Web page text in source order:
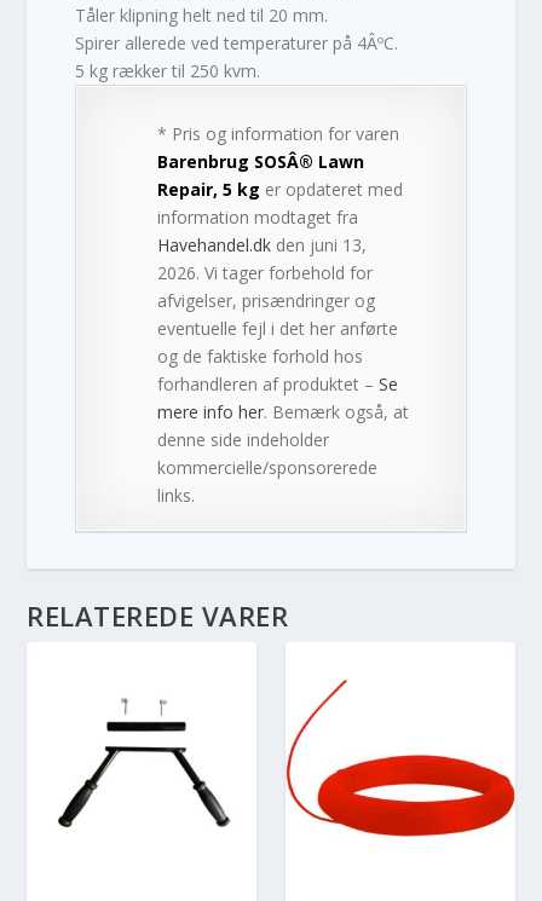
Tåler klipning helt ned til 20 mm.
Spirer allerede ved temperaturer på 4ÂºC.
5 kg rækker til 250 kvm.
* Pris og information for varen
Barenbrug SOSÂ® Lawn
Repair, 5 kg er opdateret med
information modtaget fra
Havehandel.dk den juni 13,
2026. Vi tager forbehold for
afvigelser, prisændringer og
eventuelle fejl i det her anførte
og de faktiske forhold hos
forhandleren af produktet –Se
mere info her. Bemærk også, at
denne side indeholder
kommercielle/sponsorerede
links.
RELATEREDE VARER